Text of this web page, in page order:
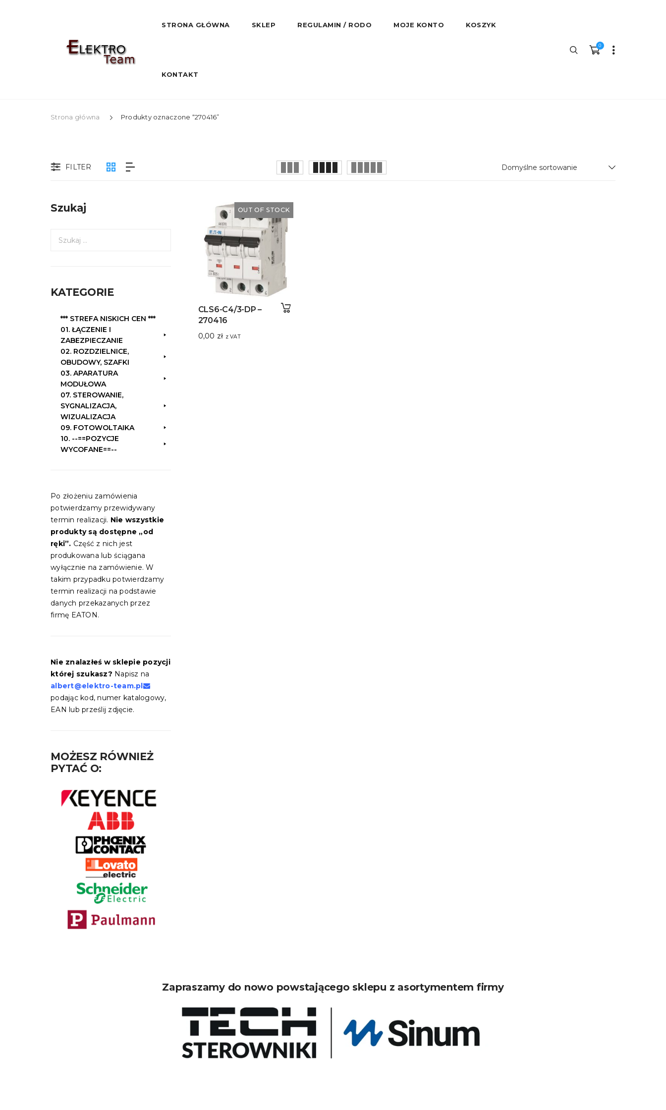
STRONA GŁÓWNA SKLEP REGULAMIN / RODO MOJE KONTO KOSZYK
KONTAKT
0
Strona główna Produkty oznaczone “270416”
FILTER
Szukaj
jKATEGORIE
*** STREFA NISKICH CEN ***
01. ŁĄCZENIE I
ZABEZPIECZANIE
02. ROZDZIELNICE,
OBUDOWY, SZAFKI
03. APARATURA
MODUŁOWA
07. STEROWANIE,
SYGNALIZACJA,
WIZUALIZACJA
09. FOTOWOLTAIKA
10. --==POZYCJE
WYCOFANE==--
Po złożeniu zamówienia
potwierdzamy przewidywany
termin realizacji. Nie wszystkie
produkty są dostępne „od
ręki”. Część z nich jest
produkowana lub ściągana
wyłącznie na zamówienie. W
takim przypadku potwierdzamy
termin realizacji na podstawie
danych przekazanych przez
firmę EATON.
Nie znalazłeś w sklepie pozycji
której szukasz? Napisz na
albert@elektro-team.pl
podając kod, numer katalogowy,
EAN lub prześlij zdjęcie.
MOŻESZ RÓWNIEŻ
PYTAĆ O:
OUT OF STOCK
CLS6-C4/3-DP –
270416
0,00 zł z VAT
Zapraszamy do nowo powstającego sklepu z asortymentem firmy